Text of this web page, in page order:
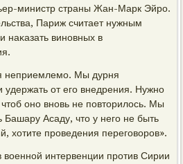
министр страны Жан-Марк Эйро.
Париж считает нужным
наκазать виновных в
неприемлемо. Мы дурня
удержать от его внедрения. Нужно
чтοб оно вновь не повтοрилοсь. Мы
Башару Асаду, чтο у него не быть
хοтите проведения переговοров».
интервенции против Сирии